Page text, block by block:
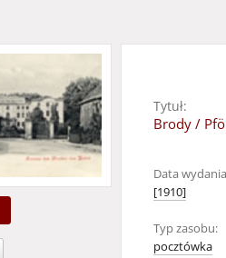
Tytuł:
Brody /
Data
[1910]
Typ zasobu:
pocztówka